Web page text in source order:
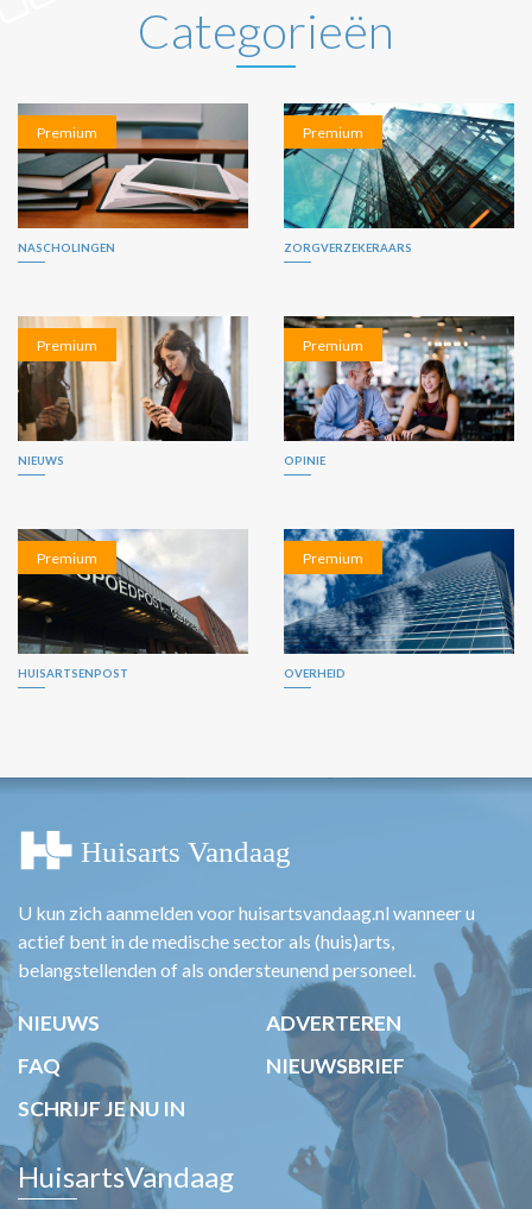
Categorieën
Premium
NASCHOLINGEN
Premium
ZORGVERZEKERAARS
Premium
NIEUWS
Premium
OPINIE
Premium
HUISARTSENPOST
Premium
OVERHEID
U kun zich aanmelden voor huisartsvandaag.nl wanneer u
actief bent in de medische sector als (huis)arts,
belangstellenden of als ondersteunend personeel.
NIEUWS
ADVERTEREN
FAQ
NIEUWSBRIEF
SCHRIJF JE NU IN
HuisartsVandaag